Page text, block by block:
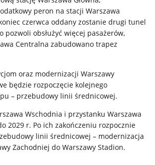
peron na stacji Warszawa
czerwca oddany zostanie drugi tunel
pozwoli obsłużyć więcej pasażerów,
Centralna zabudowano trapez
oraz modernizacji Warszawy
będzie rozpoczęcie kolejnego
– przebudowy linii średnicowej.
Wschodnia i przystanku Warszawa
2029 r. Po ich zakończeniu rozpocznie
linii średnicowej – modernizacja
Zachodniej do Warszawy Stadion.